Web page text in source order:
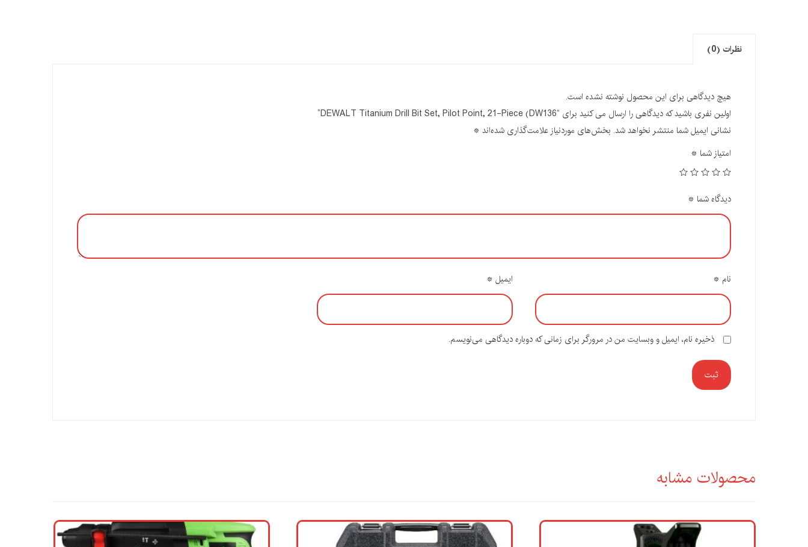
نظرات (0)
هیچ دیدگاهی برای این محصول نوشته نشده است.
اولین نفری باشید که دیدگاهی را ارسال می کنید برای “DEWALT Titanium Drill Bit Set, Pilot Point, 21-Piece (DW136”
نشانی ایمیل شما منتشر نخواهد شد. بخش‌های موردنیاز علامت‌گذاری شده‌اند *
امتیاز شما *
دیدگاه شما *
نام * ایمیل *
ذخیره نام، ایمیل و وبسایت من در مرورگر برای زمانی که دوباره دیدگاهی می‌نویسم.
ثبت
محصولات مشابه